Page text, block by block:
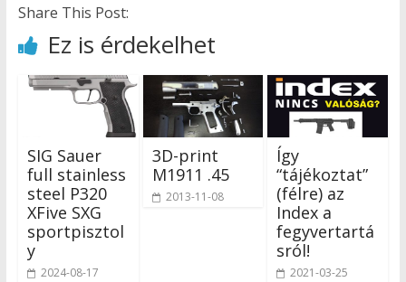
Share This Post:
Ez is érdekelhet
SIG Sauer
full stainless
steel P320
XFive SXG
sportpisztol
y
2024-08-17
3D-print
M1911 .45
2013-11-08
Így
“tájékoztat”
(félre) az
Index a
fegyvertartá
sról!
2021-03-25